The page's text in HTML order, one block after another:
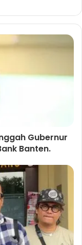
Gubernur
Banten.